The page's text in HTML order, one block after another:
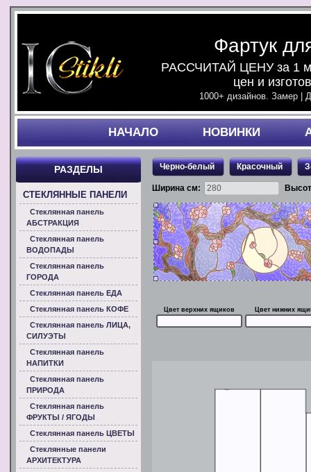
Фартук
РАССЧИТАЙ ЦЕНУ за 1
цен и
1000+ дизайнов. Замер |
НАЧАЛO НОВИНКИ
Черно-белый Красочный
Ширина см:
Цвет верхних ящиков Цвет нижних
РАЗДЕЛЫ
СТЕКЛЯННЫЕ ПАНЕЛИ
Стеклянная панель
АБСТРАКЦИЯ
Стеклянная панель
ВОДОПАДЫ
Стеклянная панель
ГОРОДА
Стеклянная панель ЕДА
Стеклянная панель КОФЕ
Стеклянная панель ЛИЦА,
СИЛУЭТЫ
Стеклянная панель
НАПИТКИ
Стеклянная панель
ПРИРОДА
Стеклянная панель
ФРУКТЫ / ЯГОДЫ
Стеклянная панель ЦВЕТЫ
Стеклянные панели
АРХИТЕКТУРА